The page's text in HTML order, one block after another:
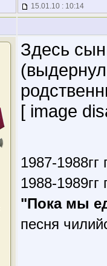
15.01.10 : 10:14
Здесь
[ image
1987-
1988-
"Пока мы
песня